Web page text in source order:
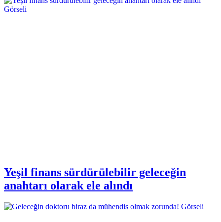
Yeşil finans sürdürülebilir geleceğin
anahtarı olarak ele alındı